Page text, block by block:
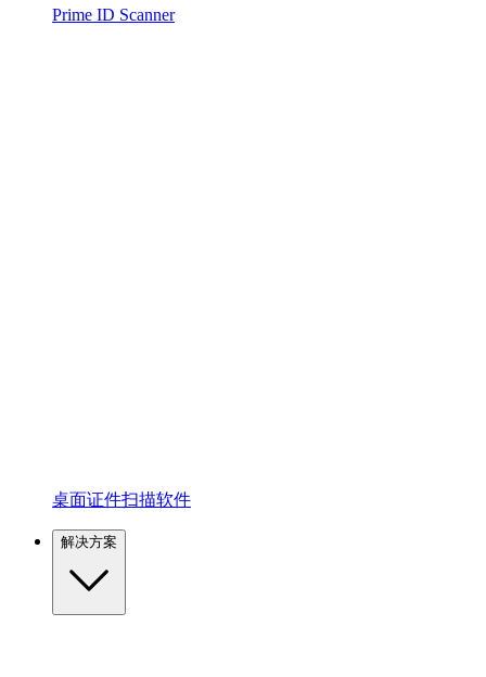
Prime ID Scanner
桌面证件扫描软件
解决方案